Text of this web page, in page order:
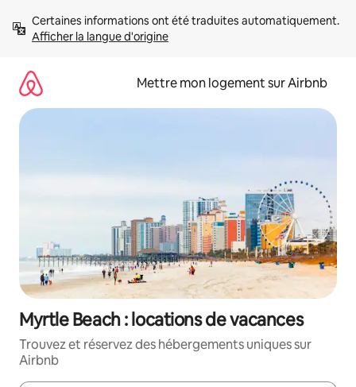
directement
Afficher la langue d'origine
Mettre mon logement sur Airbnb
Myrtle Beach : locations de vacances
Trouvez et réservez des hébergements uniques sur
Airbnb